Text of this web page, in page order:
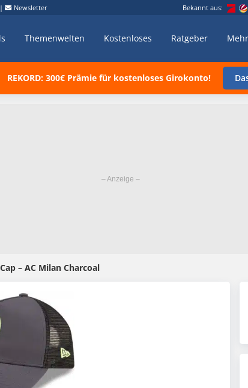
| Newsletter Bekannt aus:
Themenwelten Kostenloses Ratgeber Mehr
REKORD: 300€ Prämie für kostenloses Girokonto!
– AC Milan Charcoal